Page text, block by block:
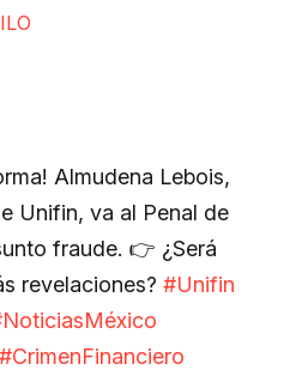
Almudena Lebois,
Unifin, va al Penal de
fraude. 👉 ¿Será
revelaciones? #Unifin
#CrimenFinanciero